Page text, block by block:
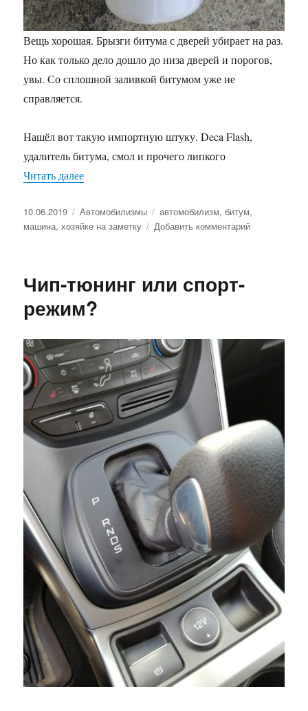
Вещь хорошая. Брызги битума с дверей убирает на раз.
Но как только дело дошло до низа дверей и порогов,
увы. Со сплошной заливкой битумом уже не
справляется.
Нашёл вот такую импортную штуку. Deca Flash,
удалитель битума, смол и прочего липкого
Читать далее
Опубликовано
10.06.2019 Рубрики
Автомобилизмы Метки
автомобилизм,битум,
машина,хозяйке на заметку Добавить комментарий
Чип-тюнинг или спорт-
режим?